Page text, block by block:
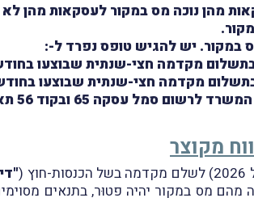
מהן נוכה מס במקור לעסקאות מהן
מקדמה חצי-שנתית שבוצעו בחודשים
מקדמה חצי-שנתית שבוצעו בחודשים
מקוצר
(